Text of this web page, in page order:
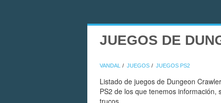
JUEGOS DE
VANDAL JUEGOS JUEGOS PS2
Listado de juegos de Dungeon
PS2 de los que tenemos